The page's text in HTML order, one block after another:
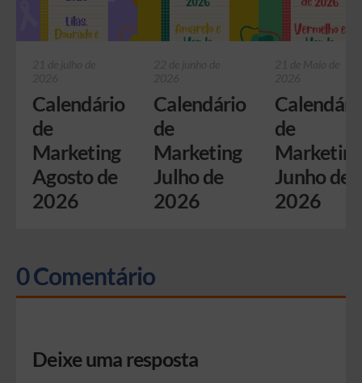
Calendário
de
Marketing
Agosto de
2026
Calendário
de
Marketing
Julho de
2026
de
Junho de
2026
0 Comentário
Deixe uma resposta